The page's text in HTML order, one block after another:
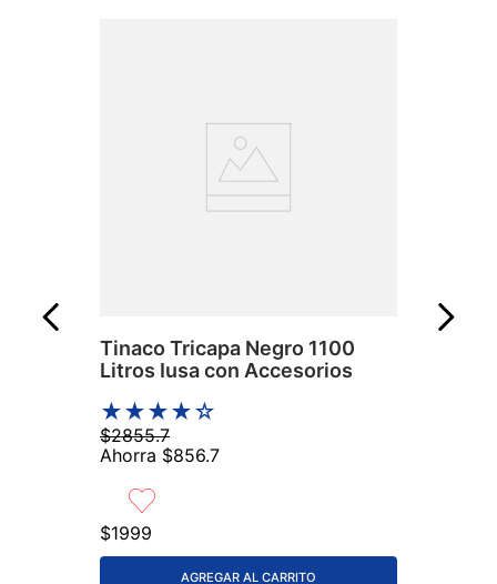
Tinaco Tricapa Negro 1100
Litros Iusa con Accesorios
★★★★☆
$2855.7
Ahorra $856.7
$1999
AGREGAR AL CARRITO